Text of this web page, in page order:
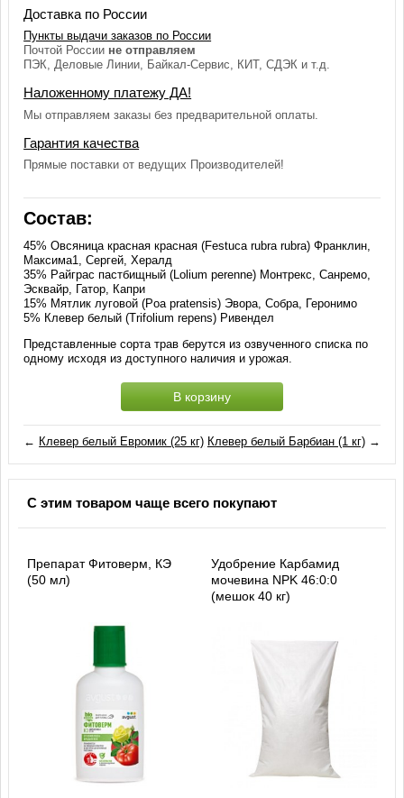
Доставка по России
Пункты выдачи заказов по России
Почтой России не отправляем
ПЭК, Деловые Линии, Байкал-Сервис, КИТ, СДЭК и т.д.
Наложенному платежу ДА!
Мы отправляем заказы без предварительной оплаты.
Гарантия качества
Прямые поставки от ведущих Производителей!
Состав:
45% Овсяница красная красная (Festuca rubra rubra) Франклин,
Максима1, Сергей, Хералд
35% Райграс пастбищный (Lolium perenne) Монтрекс, Санремо,
Эсквайр, Гатор, Капри
15% Мятлик луговой (Poa pratensis) Эвора, Собра, Геронимо
5% Клевер белый (Trifolium repens) Ривендел
Представленные сорта трав берутся из озвученного списка по
одному исходя из доступного наличия и урожая.
В корзину
← Клевер белый Евромик (25 кг) Клевер белый Барбиан (1 кг)→
С этим товаром чаще всего покупают
Препарат Фитоверм, КЭ
(50 мл)
Удобрение Карбамид
мочевина NPK 46:0:0
(мешок 40 кг)